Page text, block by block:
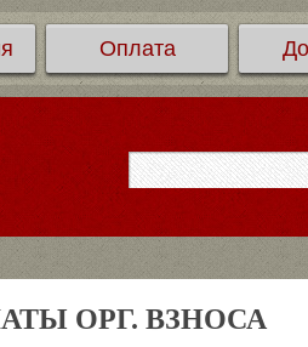
Оплата
ОРГ. ВЗНОСА